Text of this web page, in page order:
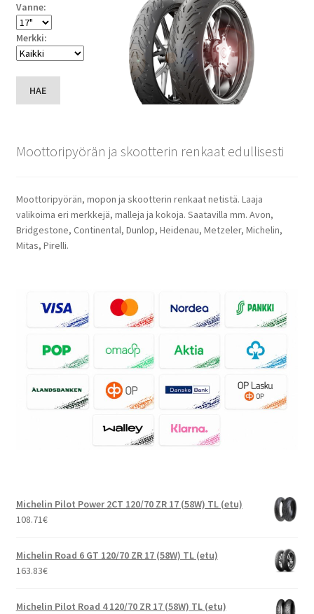
Vanne:
Merkki:
HAE
Moottoripyörän ja skootterin renkaat edullisesti
Moottoripyörän, mopon ja skootterin renkaat netistä. Laaja
valikoima eri merkkejä, malleja ja kokoja. Saatavilla mm. Avon,
Bridgestone, Continental, Dunlop, Heidenau, Metzeler, Michelin,
Mitas, Pirelli.
Michelin Pilot Power 2CT 120/70 ZR 17 (58W) TL (etu)
108.71€
Michelin Road 6 GT 120/70 ZR 17 (58W) TL (etu)
163.83€
Michelin Pilot Road 4 120/70 ZR 17 (58W) TL (etu)